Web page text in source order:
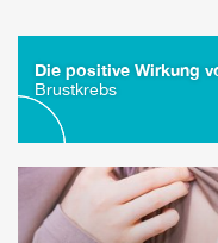
Die positive Wirkung
Brustkrebs